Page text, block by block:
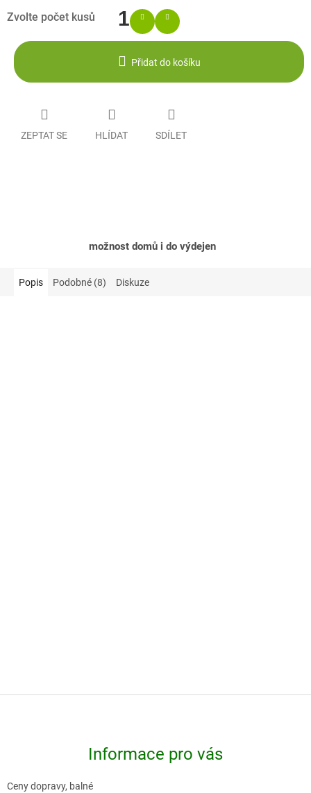
Přidat do košíku
ZEPTAT SE HLÍDAT SDÍLET
možnost domů i do výdejen
Popis Podobné (8) Diskuze
Informace pro vás
Ceny dopravy, balné